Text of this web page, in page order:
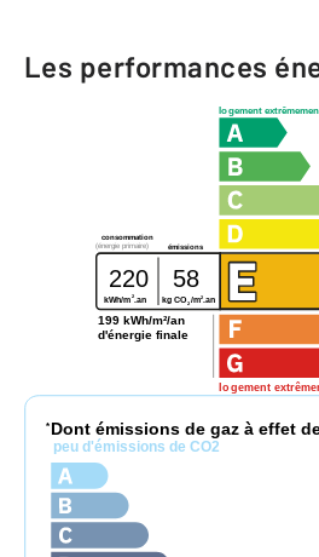
Les performances
logement
logement
consommation
émissions
(énergie primaire)
220 58
kWh/m2.an kg CO2/m2 .an
199 kWh/m²/an
d'énergie finale
* Dont émissions de gaz à effet
peu d'émissions de CO2